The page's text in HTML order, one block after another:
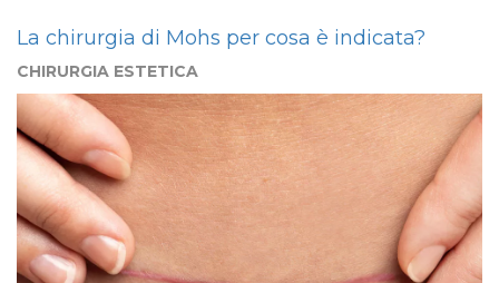
La chirurgia di Mohs per cosa è indicata?
CHIRURGIA ESTETICA